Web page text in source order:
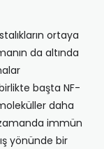
ortaya
da altında
başta NF-
daha
immün
yönünde bir